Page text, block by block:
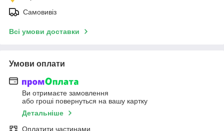
Самовивіз
Всі умови доставки
Умови оплати
Ви отримаєте замовлення
або гроші повернуться на вашу картку
Детальніше
Оплатити частинами